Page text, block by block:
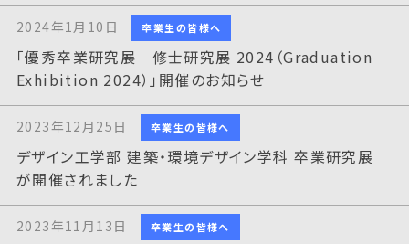
2024年1月10日 卒業生の皆様へ
「優秀卒業研究展 修士研究展 2024（Graduation
Exhibition 2024）」開催のお知らせ
2023年12月25日 卒業生の皆様へ
デザイン工学部 建築・環境デザイン学科 卒業研究展
が開催されました
2023年11月13日 卒業生の皆様へ